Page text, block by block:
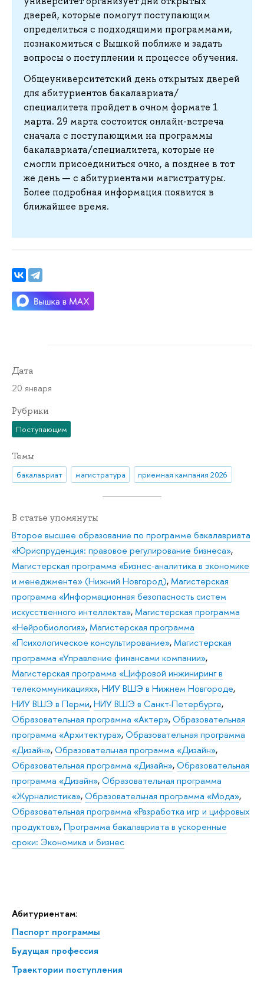
Абитуриентам:
Паспорт программы
Будущая профессия
Траектории поступления
дверей, которые помогут поступающим
определиться с подходящими программами,
познакомиться с Вышкой поближе и задать
вопросы о поступлении и процессе обучения.
Общеуниверситетский день открытых дверей
для абитуриентов бакалавриата/
специалитета пройдет в очном формате 1
марта. 29 марта состоится онлайн-встреча
сначала с поступающими на программы
бакалавриата/специалитета, которые не
смогли присоединиться очно, а позднее в тот
же день — с абитуриентами магистратуры.
Более подробная информация появится в
ближайшее время.
Дата
20 января
Рубрики
Поступающим
Темы
бакалавриат магистратура приемная кампания 2026
В статье упомянуты
Второе высшее образование по программе бакалавриата
«Юриспруденция: правовое регулирование бизнеса»,
Магистерская программа «Бизнес-аналитика в экономике
и менеджменте» (Нижний Новгород),Магистерская
программа «Информационная безопасность систем
искусственного интеллекта»,Магистерская программа
«Нейробиология»,Магистерская программа
«Психологическое консультирование»,Магистерская
программа «Управление финансами компании»,
Магистерская программа «Цифровой инжиниринг в
телекоммуникациях»,НИУ ВШЭ в Нижнем Новгороде,
НИУ ВШЭ в Перми,НИУ ВШЭ в Санкт-Петербурге,
Образовательная программа «Актер»,Образовательная
программа «Архитектура»,Образовательная программа
«Дизайн»,Образовательная программа «Дизайн»,
Образовательная программа «Дизайн»,Образовательная
программа «Дизайн»,Образовательная программа
«Журналистика»,Образовательная программа «Мода»,
Образовательная программа «Разработка игр и цифровых
продуктов»,Программа бакалавриата в ускоренные
сроки: Экономика и бизнес